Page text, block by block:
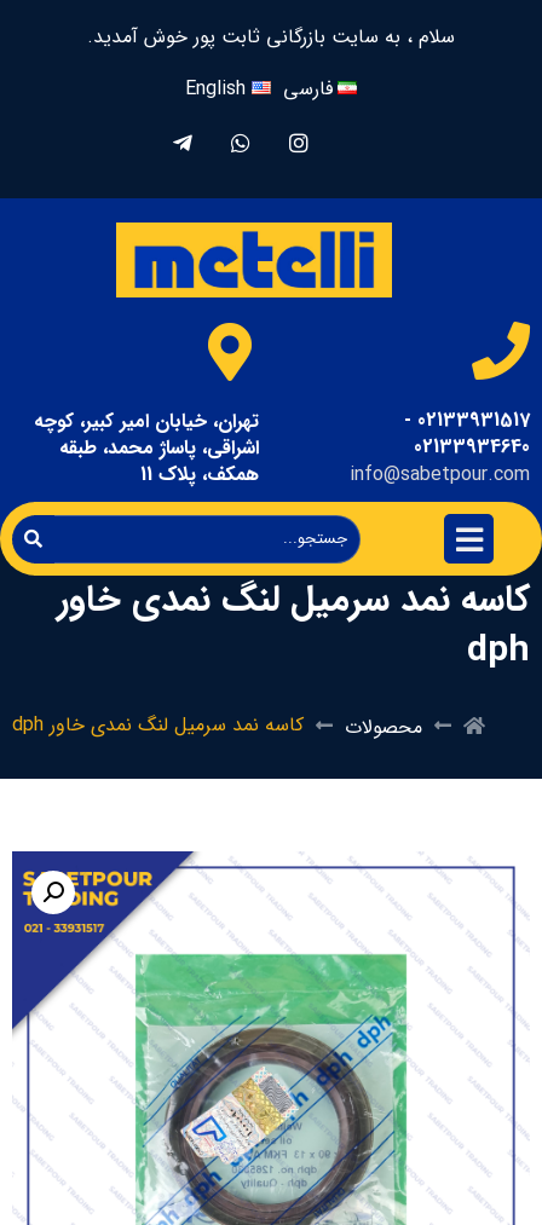
سلام ، به سایت بازرگانی ثابت پور خوش آمدید.
فارسی
English
02133931517 -
02133934640
info@sabetpour.com
تهران، خیابان امیر کبیر، کوچه
اشراقی، پاساژ محمد، طبقه
همکف، پلاک 11
کاسه نمد سرمیل لنگ نمدی خاور
dph
محصولات کاسه نمد سرمیل لنگ نمدی خاور dph